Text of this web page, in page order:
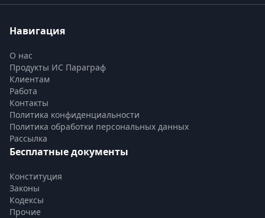
Навигация
О нас
Продукты ИС Параграф
Клиентам
Работа
Контакты
Политика конфиденциальности
Политика обработки персональных данных
Рассылка
Бесплатные документы
Конституция
Законы
Кодексы
Прочие